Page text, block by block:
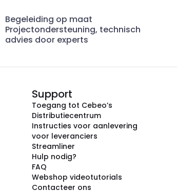
Begeleiding op maat
Projectondersteuning, technisch
advies door experts
Support
Toegang tot Cebeo’s
Distributiecentrum
Instructies voor aanlevering
voor leveranciers
Streamliner
Hulp nodig?
FAQ
Webshop videotutorials
Contacteer ons